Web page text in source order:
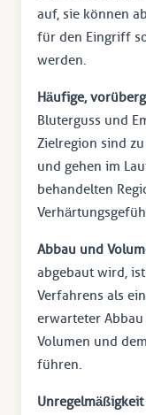
auf, sie können
für den Eingriff
werden.
Häufige,
Bluterguss und
Zielregion sind
und gehen im
behandelten
Abbau und
abgebaut wird,
Verfahrens als
erwarteter
Volumen und
führen.